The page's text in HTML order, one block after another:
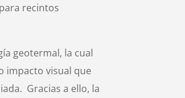
recintos
geotermal, la cual
impacto visual que
Gracias a ello, la